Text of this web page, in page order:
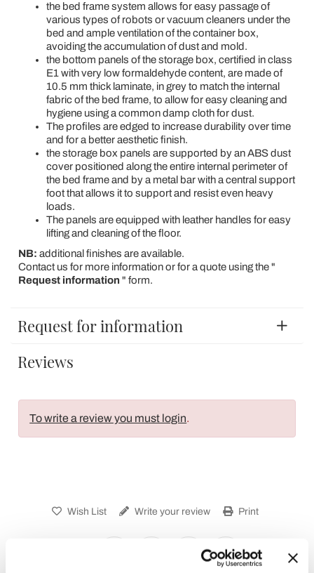
the bed frame system allows for easy passage of
various types of robots or vacuum cleaners under the
bed and ample ventilation of the container box,
avoiding the accumulation of dust and mold.
the bottom panels of the storage box, certified in class
E1 with very low formaldehyde content, are made of
10.5 mm thick laminate, in grey to match the internal
fabric of the bed frame, to allow for easy cleaning and
hygiene using a common damp cloth for dust.
The profiles are edged to increase durability over time
and for a better aesthetic finish.
the storage box panels are supported by an ABS dust
cover positioned along the entire internal perimeter of
the bed frame and by a metal bar with a central support
foot that allows it to support and resist even heavy
loads.
The panels are equipped with leather handles for easy
lifting and cleaning of the floor.
NB: additional finishes are available.
Contact us for more information or for a quote using the "
Request information " form.
Request for information
Reviews
To write a review you must login.
Wish List Write your review Print